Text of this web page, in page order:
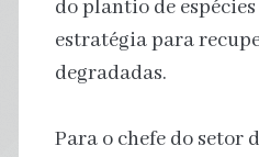
do plantio de
estratégia para
degradadas.
Para o chefe do setor